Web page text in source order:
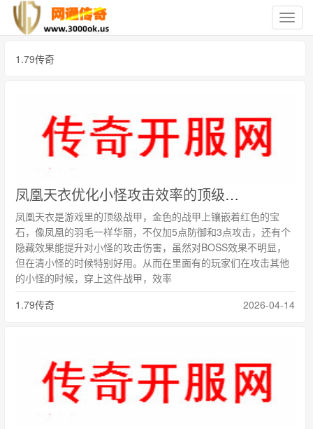
切
换
1.79传奇
凤凰天衣优化小怪攻击效率的顶级战甲
凤凰天衣是游戏里的顶级战甲，金色的战甲上镶嵌着红色的宝
石，像凤凰的羽毛一样华丽，不仅加5点防御和3点攻击，还有个
隐藏效果能提升对小怪的攻击伤害，虽然对BOSS效果不明显，
但在清小怪的时候特别好用。从而在里面有的玩家们在攻击其他
的小怪的时候，穿上这件战甲，效率
1.79传奇
2026-04-14